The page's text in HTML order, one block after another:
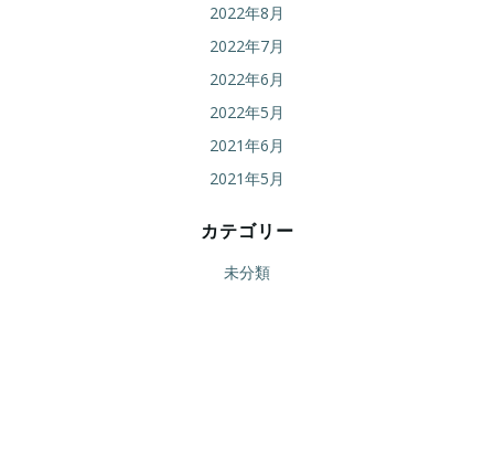
2022年8月
2022年7月
2022年6月
2022年5月
2021年6月
2021年5月
カテゴリー
未分類